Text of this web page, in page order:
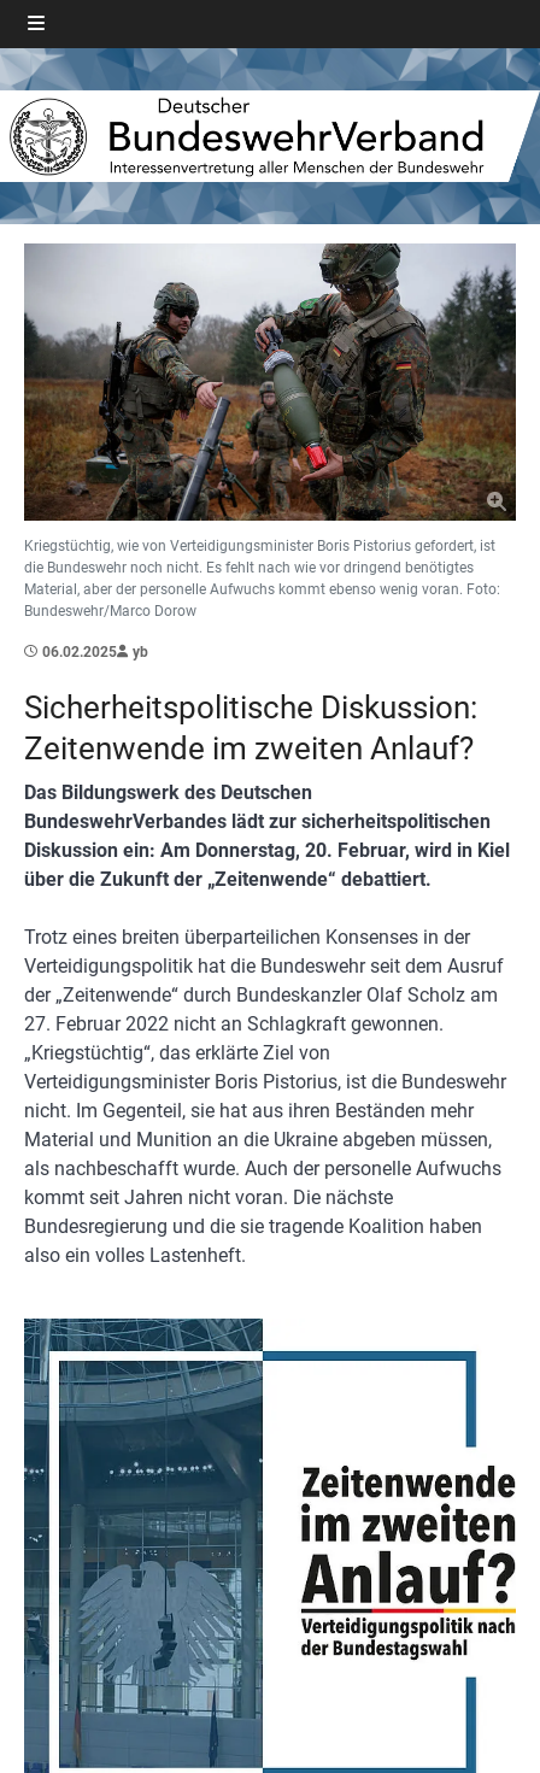
Kriegstüchtig, wie von Verteidigungsminister Boris Pistorius gefordert, ist
die Bundeswehr noch nicht. Es fehlt nach wie vor dringend benötigtes
Material, aber der personelle Aufwuchs kommt ebenso wenig voran. Foto:
Bundeswehr/Marco Dorow
06.02.2025 yb
Sicherheitspolitische Diskussion:
Zeitenwende im zweiten Anlauf?
Das Bildungswerk des Deutschen
BundeswehrVerbandes lädt zur sicherheitspolitischen
Diskussion ein: Am Donnerstag, 20. Februar, wird in Kiel
über die Zukunft der „Zeitenwende“ debattiert.
Trotz eines breiten überparteilichen Konsenses in der
Verteidigungspolitik hat die Bundeswehr seit dem Ausruf
der „Zeitenwende“ durch Bundeskanzler Olaf Scholz am
27. Februar 2022 nicht an Schlagkraft gewonnen.
„Kriegstüchtig“, das erklärte Ziel von
Verteidigungsminister Boris Pistorius, ist die Bundeswehr
nicht. Im Gegenteil, sie hat aus ihren Beständen mehr
Material und Munition an die Ukraine abgeben müssen,
als nachbeschafft wurde. Auch der personelle Aufwuchs
kommt seit Jahren nicht voran. Die nächste
Bundesregierung und die sie tragende Koalition haben
also ein volles Lastenheft.